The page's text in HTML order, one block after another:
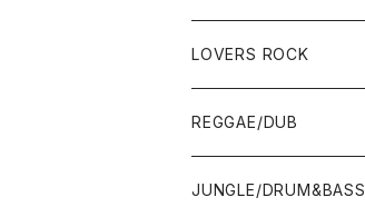
LOVERS ROCK
7"
12"
REGGAE/DUB
7"
JUNGLE/DRUM&BASS